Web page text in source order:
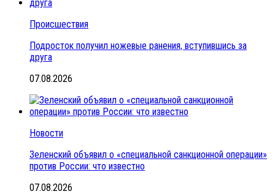
Происшествия
Подросток получил ножевые ранения, вступившись за
друга
07.08.2026
Новости
Зеленский объявил о «специальной санкционной операции»
против России: что известно
07.08.2026